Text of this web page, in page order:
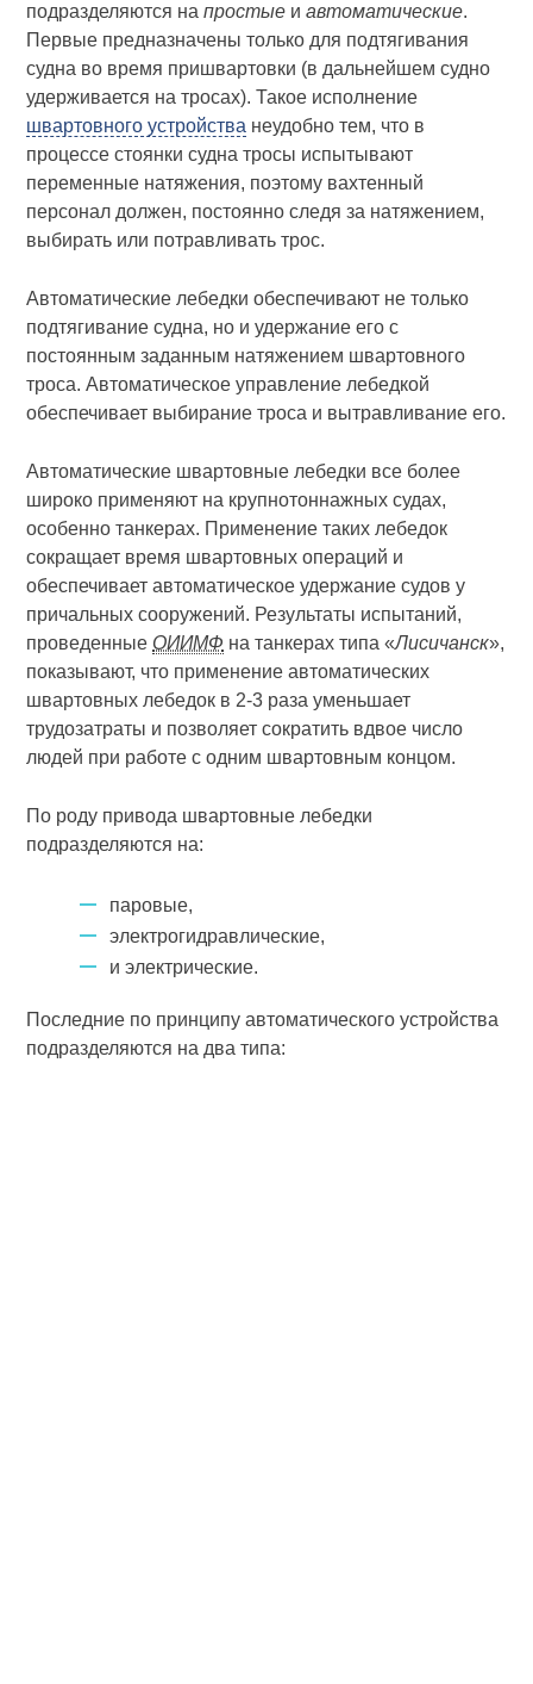
подразделяются напростые иавтоматические.
Первые предназначены только для подтягивания
судна во время пришвартовки (в дальнейшем судно
удерживается на тросах). Такое исполнение
швартовного устройства неудобно тем, что в
процессе стоянки судна тросы испытывают
переменные натяжения, поэтому вахтенный
персонал должен, постоянно следя за натяжением,
выбирать или потравливать трос.
Автоматические лебедки обеспечивают не только
подтягивание судна, но и удержание его с
постоянным заданным натяжением швартовного
троса. Автоматическое управление лебедкой
обеспечивает выбирание троса и вытравливание его.
Автоматические швартовные лебедки все более
широко применяют на крупнотоннажных судах,
особенно танкерах. Применение таких лебедок
сокращает время швартовных операций и
обеспечивает автоматическое удержание судов у
причальных сооружений. Результаты испытаний,
проведенные ОИИМФ на танкерах типа «Лисичанск»,
показывают, что применение автоматических
швартовных лебедок в 2-3 раза уменьшает
трудозатраты и позволяет сократить вдвое число
людей при работе с одним швартовным концом.
По роду привода швартовные лебедки
подразделяются на:
паровые,
электрогидравлические,
и электрические.
Последние по принципу автоматического устройства
подразделяются на два типа: